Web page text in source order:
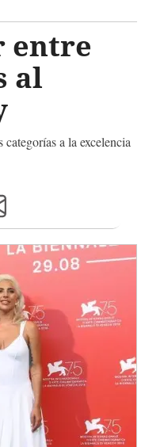
entre
al
a la excelencia